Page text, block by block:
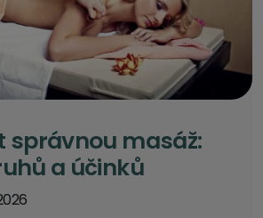
správnou masáž:
a účinků